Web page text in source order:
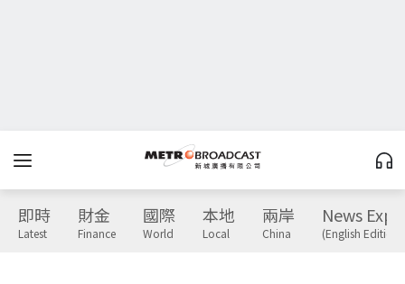
即時
Latest
財金
Finance
國際
World
本地
Local
兩岸
China
News
(English Edition)